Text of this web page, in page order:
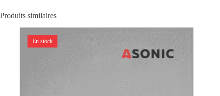
Produits similaires
En stock